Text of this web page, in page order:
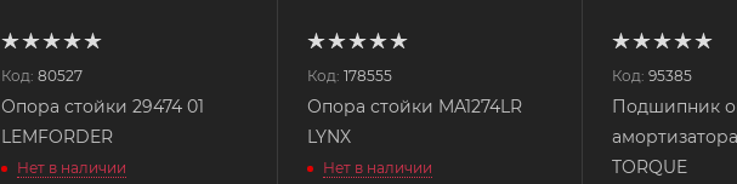
Код: 80527
Опора стойки 29474 01
LEMFORDER
Нет в наличии
Код: 178555
Опора стойки MA1274LR
LYNX
Нет в наличии
Код: 95385
Подшипник
амортизатора
TORQUE